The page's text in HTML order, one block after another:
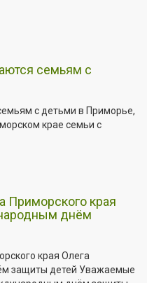
семьям с
с детьми в Приморье,
крае семьи с
Приморского края
днём
края Олега
защиты детей Уважаемые